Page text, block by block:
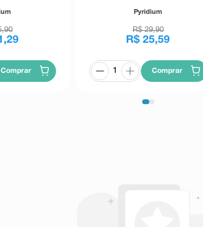
,90
,29
Comprar
Pyridium
R$ 29,90
R$ 25,59
Comprar